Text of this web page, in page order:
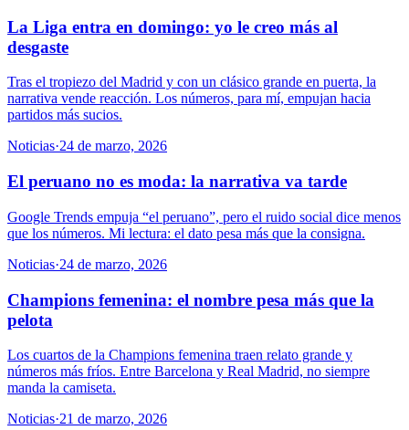
La Liga entra en domingo: yo le creo más al
desgaste
Tras el tropiezo del Madrid y con un clásico grande en puerta, la
narrativa vende reacción. Los números, para mí, empujan hacia
partidos más sucios.
Noticias·24 de marzo, 2026
El peruano no es moda: la narrativa va tarde
Google Trends empuja “el peruano”, pero el ruido social dice menos
que los números. Mi lectura: el dato pesa más que la consigna.
Noticias·24 de marzo, 2026
Champions femenina: el nombre pesa más que la
pelota
Los cuartos de la Champions femenina traen relato grande y
números más fríos. Entre Barcelona y Real Madrid, no siempre
manda la camiseta.
Noticias·21 de marzo, 2026